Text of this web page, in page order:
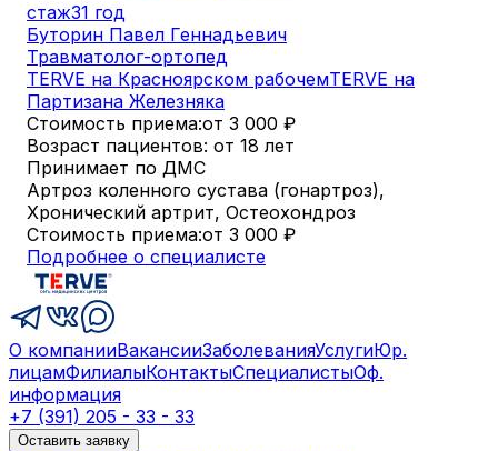
стаж31 год
Буторин Павел Геннадьевич
Травматолог-ортопед
TERVE на Красноярском рабочемTERVE на
Партизана Железняка
Стоимость приема:от 3 000 ₽
Возраст пациентов: от 18 лет
Принимает по ДМС
Артроз коленного сустава (гонартроз),
Хронический артрит, Остеохондроз
Стоимость приема:от 3 000 ₽
Подробнее о специалисте
О компанииВакансииЗаболеванияУслугиЮр.
лицамФилиалыКонтактыСпециалистыОф.
информация
+7 (391) 205 - 33 - 33
Оставить заявку